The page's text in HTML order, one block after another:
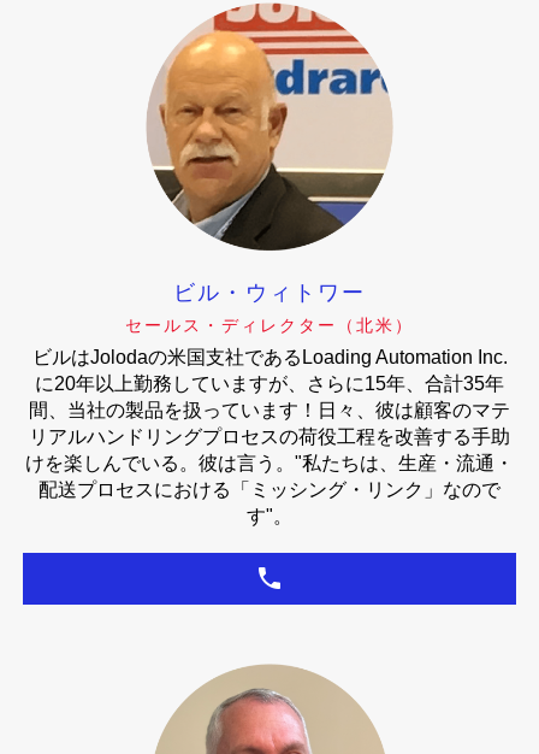
ビル・ウィトワー
セールス・ディレクター（北米）
ビルはJolodaの米国支社であるLoading Automation Inc.
に20年以上勤務していますが、さらに15年、合計35年
間、当社の製品を扱っています！日々、彼は顧客のマテ
リアルハンドリングプロセスの荷役工程を改善する手助
けを楽しんでいる。彼は言う。"私たちは、生産・流通・
配送プロセスにおける「ミッシング・リンク」なので
す"。